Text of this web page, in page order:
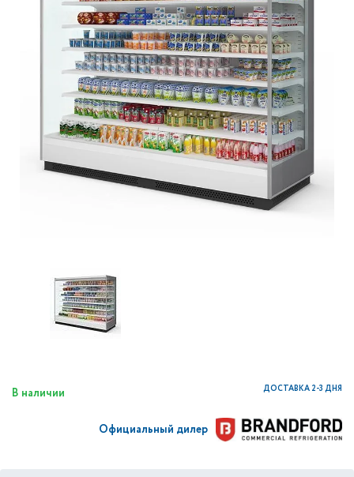
В наличии ДОСТАВКА 2-3 ДНЯ
Официальный дилер